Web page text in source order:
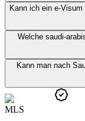
Kann ich ein e-
Welche saudi-
Kann man nach
MLS